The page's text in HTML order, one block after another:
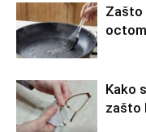
Zašto
Kako
zašto